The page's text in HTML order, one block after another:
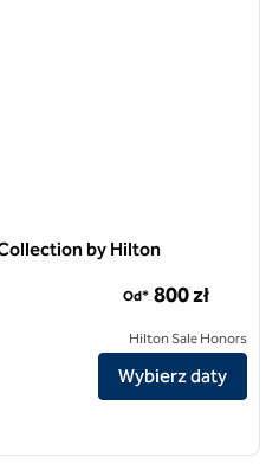
by Hilton
Kraków, Curio Collection by
Od* 800 zł
Hilton Sale Honors
Wybierz daty